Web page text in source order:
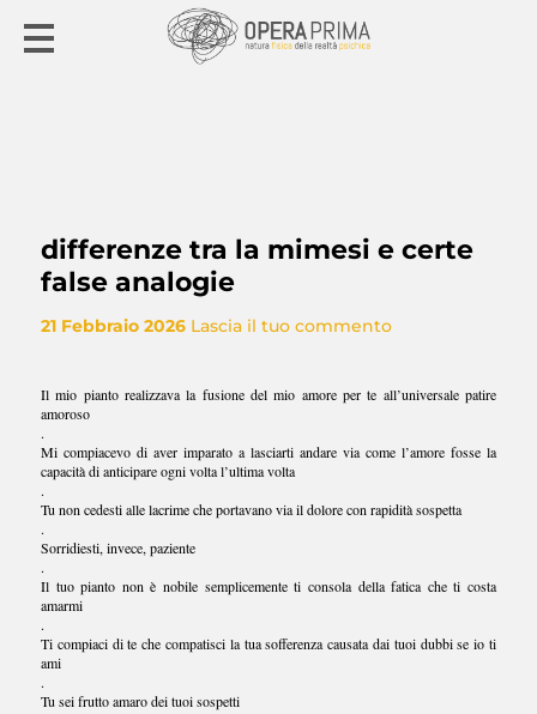
differenze tra la mimesi e certe
false analogie
21 Febbraio 2026 Lascia il tuo commento
Il mio pianto realizzava la fusione del mio amore per te all’universale patire
amoroso
.
Mi compiacevo di aver imparato a lasciarti andare via come l’amore fosse la
capacità di anticipare ogni volta l’ultima volta
.
Tu non cedesti alle lacrime che portavano via il dolore con rapidità sospetta
.
Sorridiesti, invece, paziente
.
Il tuo pianto non è nobile semplicemente ti consola della fatica che ti costa
amarmi
.
Ti compiaci di te che compatisci la tua sofferenza causata dai tuoi dubbi se io ti
ami
.
Tu sei frutto amaro dei tuoi sospetti